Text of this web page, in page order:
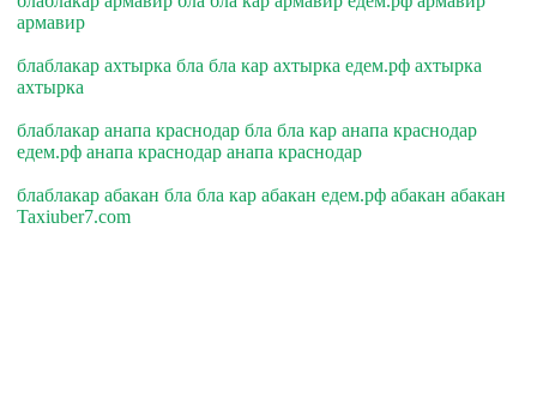
армавир
блаблакар ахтырка бла бла кар ахтырка едем.рф ахтырка
ахтырка
блаблакар анапа краснодар бла бла кар анапа краснодар
едем.рф анапа краснодар анапа краснодар
блаблакар абакан бла бла кар абакан едем.рф абакан абакан
Taxiuber7.com